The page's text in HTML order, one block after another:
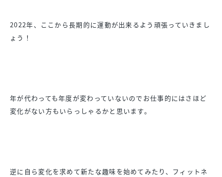
2022年、
ここから長期的に運動が出来るよう頑張っていきまし
ょう！
年が代わっても年度が変わっていないのでお仕事的にはさほど
変化がない方もいらっしゃるかと思います。
逆に自ら変化を求めて新たな趣味を始めてみたり、 フィットネ